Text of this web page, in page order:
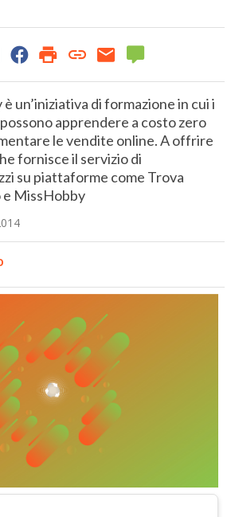
è un’iniziativa di formazione in cui i
apprendere a costo zero
le vendite online. A offrire
fornisce il servizio di
su piattaforme come Trova
e MissHobby